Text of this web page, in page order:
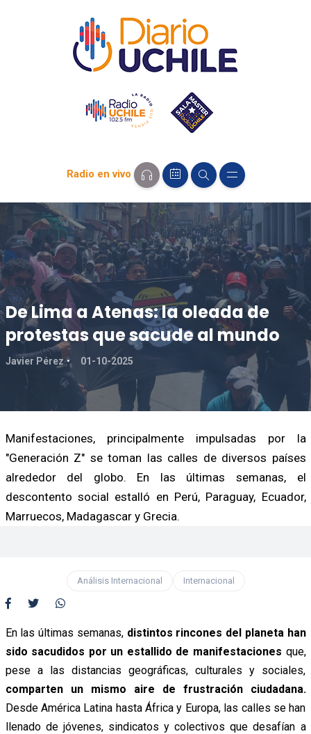
Radio en vivo
De Lima a Atenas: la oleada de
protestas que sacude al mundo
Javier Pérez 01-10-2025
Manifestaciones, principalmente impulsadas por la
"Generación Z" se toman las calles de diversos países
alrededor del globo. En las últimas semanas, el
descontento social estalló en Perú, Paraguay, Ecuador,
Marruecos, Madagascar y Grecia.
Análisis Internacional Internacional
En las últimas semanas, distintos rincones del planeta han
sido sacudidos por un estallido de manifestaciones que,
pese a las distancias geográficas, culturales y sociales,
comparten un mismo aire de frustración ciudadana.
Desde América Latina hasta África y Europa, las calles se han
llenado de jóvenes, sindicatos y colectivos que desafían a